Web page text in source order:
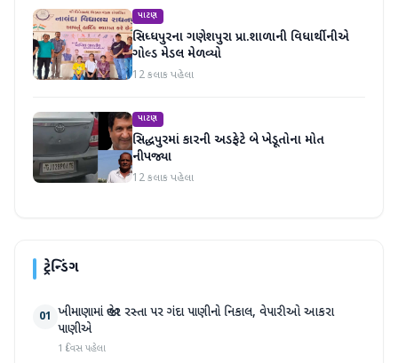
પાટણ
સિધ્ધપુરના ગણેશપુરા પ્રા.શાળાની વિધાર્થીનીએ
ગોલ્ડ મેડલ મેળવ્યો
12 કલાક પહેલા
પાટણ
સિદ્ધપુરમાં કારની અડફેટે બે ખેડૂતોના મોત
નીપજ્યા
12 કલાક પહેલા
ટ્રેન્ડિંગ
01 ખીમાણામાં જાહેર રસ્તા પર ગંદા પાણીનો નિકાલ, વેપારીઓ આકરા
પાણીએ
1 દિવસ પહેલા